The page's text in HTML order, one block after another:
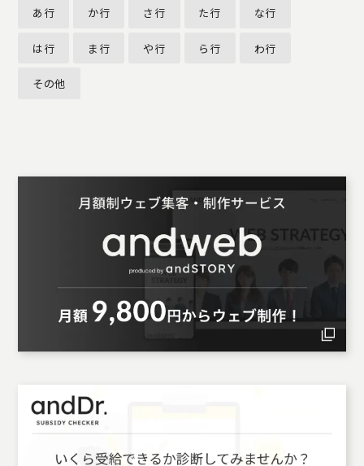
あ行 か行 さ行 た行 な行
は行 ま行 や行 ら行 わ行
その他